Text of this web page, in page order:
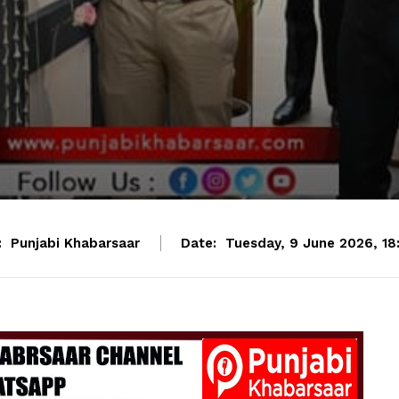
Punjabi Khabarsaar Date: Tuesday, 9 June 2026,